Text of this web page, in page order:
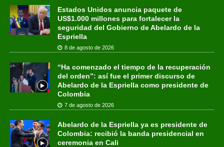
Estados Unidos anuncia paquete de
US$1.000 millones para fortalecer la
seguridad del Gobierno de Abelardo de la
Espriella
8 de agosto de 2026
“Ha comenzado el tiempo de la recuperación
del orden”: así fue el primer discurso de
Abelardo de la Espriella como presidente de
Colombia
7 de agosto de 2026
Abelardo de la Espriella ya es presidente de
Colombia: recibió la banda presidencial en
ceremonia en Cali